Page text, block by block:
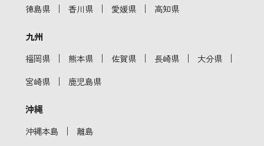
徳島県 ｜ 香川県 ｜ 愛媛県 ｜ 高知県
九州
福岡県 ｜ 熊本県 ｜ 佐賀県 ｜ 長崎県 ｜ 大分県 ｜
宮崎県 ｜ 鹿児島県
沖縄
沖縄本島 ｜ 離島